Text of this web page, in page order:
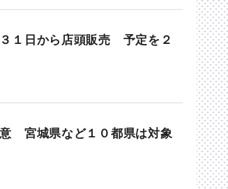
１日から店頭販売 予定を２
宮城県など１０都県は対象